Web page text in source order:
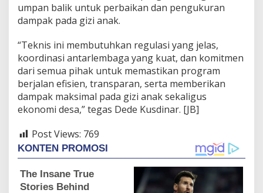
umpan balik untuk perbaikan dan pengukuran
dampak pada gizi anak.
“Teknis ini membutuhkan regulasi yang jelas,
koordinasi antarlembaga yang kuat, dan komitmen
dari semua pihak untuk memastikan program
berjalan efisien, transparan, serta memberikan
dampak maksimal pada gizi anak sekaligus
ekonomi desa,” tegas Dede Kusdinar. [JB]
Post Views: 769